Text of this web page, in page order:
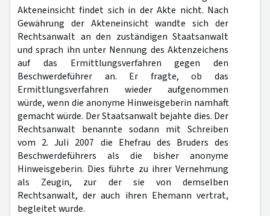
Akteneinsicht findet sich in der Akte nicht. Nach
Gewährung der Akteneinsicht wandte sich der
Rechtsanwalt an den zuständigen Staatsanwalt
und sprach ihn unter Nennung des Aktenzeichens
auf das Ermittlungsverfahren gegen den
Beschwerdeführer an. Er fragte, ob das
Ermittlungsverfahren wieder aufgenommen
würde, wenn die anonyme Hinweisgeberin namhaft
gemacht würde. Der Staatsanwalt bejahte dies. Der
Rechtsanwalt benannte sodann mit Schreiben
vom 2. Juli 2007 die Ehefrau des Bruders des
Beschwerdeführers als die bisher anonyme
Hinweisgeberin. Dies führte zu ihrer Vernehmung
als Zeugin, zur der sie von demselben
Rechtsanwalt, der auch ihren Ehemann vertrat,
begleitet wurde.